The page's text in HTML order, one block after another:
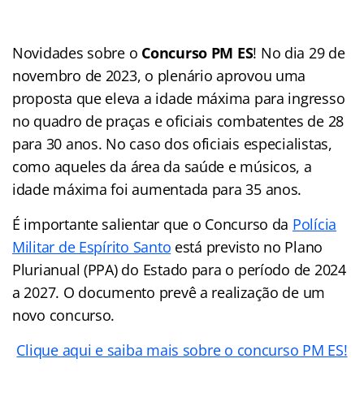
Novidades sobre o Concurso PM ES! No dia 29 de
novembro de 2023, o plenário aprovou uma
proposta que eleva a idade máxima para ingresso
no quadro de praças e oficiais combatentes de 28
para 30 anos. No caso dos oficiais especialistas,
como aqueles da área da saúde e músicos, a
idade máxima foi aumentada para 35 anos.
É importante salientar que o Concurso da Polícia
Militar de Espírito Santo está previsto no Plano
Plurianual (PPA) do Estado para o período de 2024
a 2027. O documento prevê a realização de um
novo concurso.
Clique aqui e saiba mais sobre o concurso PM ES!